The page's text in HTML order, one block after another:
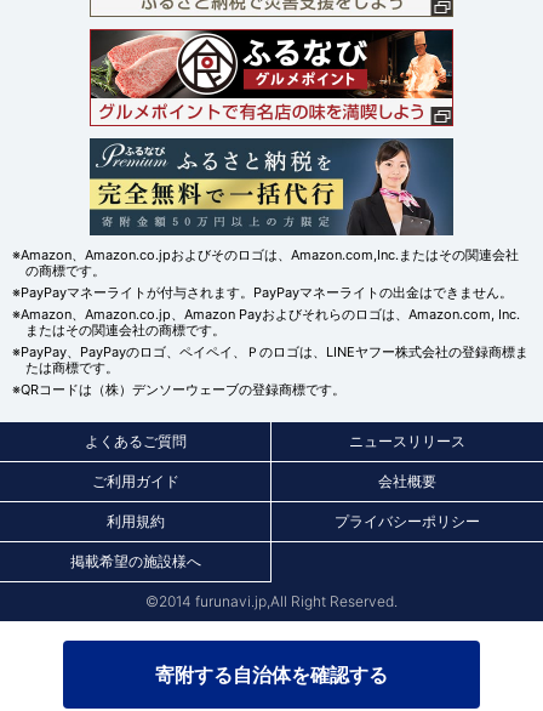
寄附する自治体を確認する
※Amazon、Amazon.co.jpおよびそのロゴは、Amazon.com,Inc.またはその関連会社
の商標です。
※PayPayマネーライトが付与されます。PayPayマネーライトの出金はできません。
※Amazon、Amazon.co.jp、Amazon Payおよびそれらのロゴは、Amazon.com, Inc.
またはその関連会社の商標です。
※PayPay、PayPayのロゴ、ペイペイ、Ｐのロゴは、LINEヤフー株式会社の登録商標ま
たは商標です。
※QRコードは（株）デンソーウェーブの登録商標です。
よくあるご質問 ニュースリリース
ご利用ガイド 会社概要
利用規約 プライバシーポリシー
掲載希望の施設様へ
©2014 furunavi.jp,All Right Reserved.